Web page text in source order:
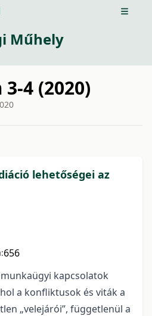
Open
Műhely
4 (2020)
lehetőségei az
656
kapcsolatok
a konfliktusok és viták a
„velejárói”, függetlenül a